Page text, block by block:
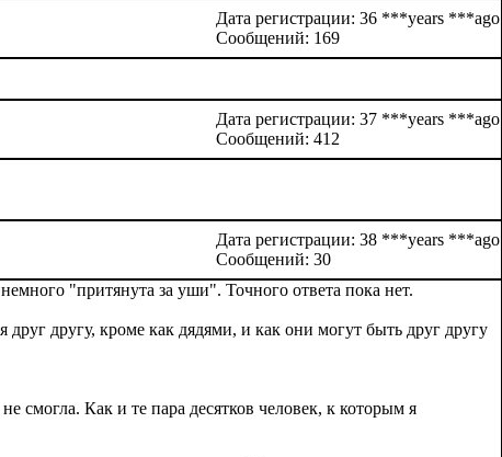
Дата регистрации: 36 ***years ***ago
Сообщений: 169
Дата регистрации: 37 ***years ***ago
Сообщений: 412
Дата регистрации: 38 ***years ***ago
Сообщений: 30
"притянута за уши". Точного ответа пока нет.
другу, кроме как дядями, и как они могут быть друг другу
смогла. Как и те пара десятков человек, к которым я